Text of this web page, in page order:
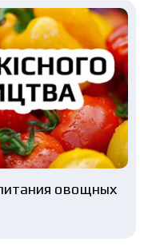
овощных